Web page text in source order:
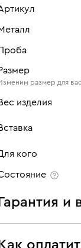
размер для вас
изделия
Муассанит
Количество
кого
Гарантия и
Как